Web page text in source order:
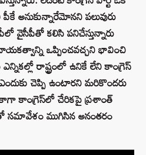
అనుకున్నారేమోనని పలువురు
వైసీపీతో కలిసి పనిచేస్తున్నారు
ఒప్పించవచ్చని భావించి
రాష్ట్రంలో ఉనికే లేని కాంగ్రెస్
చెప్పి ఉంటారని మరికొందరు
కాగా కాంగ్రెస్‌లో చేరికపై ప్రశాంత్
ముగిసిన అనంతరం